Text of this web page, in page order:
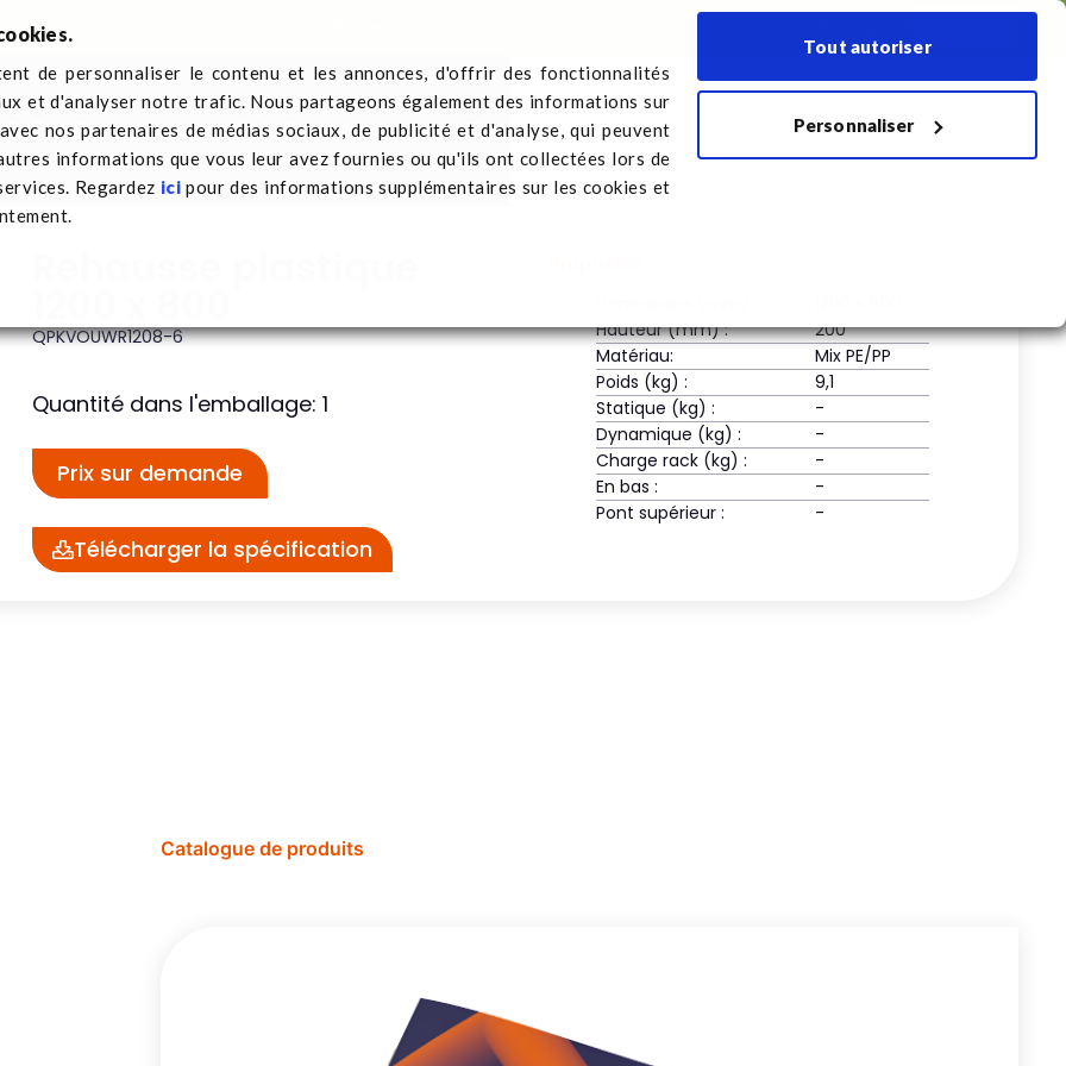
de personnaliser le contenu et les annonces, d'offrir des fonctionnalités
et d'analyser notre trafic. Nous partageons également des informations sur
nos partenaires de médias sociaux, de publicité et d'analyse, qui peuvent
informations que vous leur avez fournies ou qu'ils ont collectées lors de
Regardez ici pour des informations supplémentaires sur les cookies et
Tout autoriser
Personnaliser
PallSecteursActualitésContactez-nousTransport du registre
QPKVOUWR1208-6
Quantité dans l'emballage: 1
Prix sur demande
Télécharger la spécification
Hauteur (mm) :
200
Matériau:
Mix PE/PP
Poids (kg) :
9,1
Statique (kg) :
-
Dynamique (kg) :
-
Charge rack (kg) :
-
En bas :
-
Pont supérieur :
-
Catalogue de produits